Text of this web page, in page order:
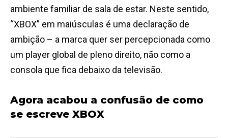
ambiente familiar de sala de estar. Neste sentido,
“XBOX” em maiúsculas é uma declaração de
ambição – a marca quer ser percepcionada como
um player global de pleno direito, não como a
consola que fica debaixo da televisão.
Agora acabou a confusão de como
se escreve XBOX